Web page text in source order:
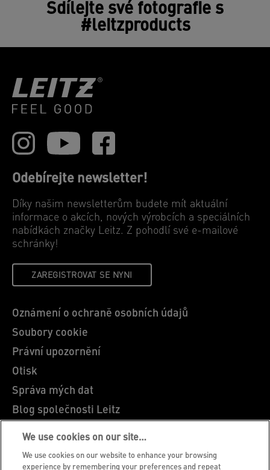
Sdílejte své fotografie s
#leitzproducts
Odebírejte newsletter!
Díky našim newsletterům budete mít aktuální
informace o akcích, nových výrobcích a speciálních
nabídkách značky Leitz. Z pohodlí své e-mailové
schránky!
ZAREGISTROVAT SE NYNI
Oznámení o ochraně osobních údajů
Soubory cookie
Právní upozornění
Otisk
Správa mých dat
Blog společnosti Leitz
Kariéra
Leitz EasyPrint
We use cookies on our site…
We use cookies on our website to enhance your browsing
experience by remembering your preferences and repeat